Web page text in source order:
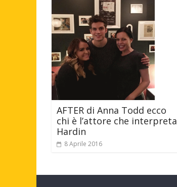
AFTER di Anna Todd ecco
chi è l’attore che interpreta
Hardin
8 Aprile 2016